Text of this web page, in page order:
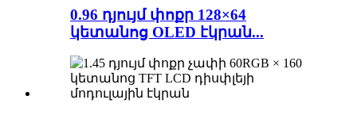
0.96 դյույմ փոքր 128×64
կետանոց OLED էկրան...